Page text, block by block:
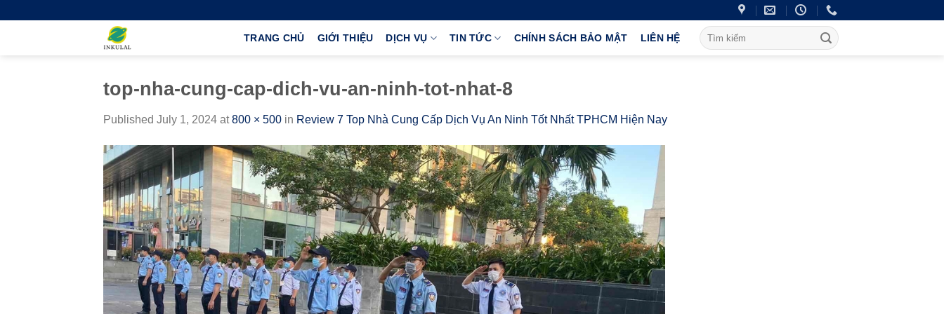
TRANG CHỦ GIỚI THIỆU DỊCH VỤ TIN TỨC CHÍNH SÁCH BẢO MẬT LIÊN HỆ
top-nha-cung-cap-dich-vu-an-ninh-tot-nhat-8
Published July 1, 2024 at800 × 500 in Review 7 Top Nhà Cung Cấp Dịch Vụ An Ninh Tốt Nhất TPHCM Hiện Nay